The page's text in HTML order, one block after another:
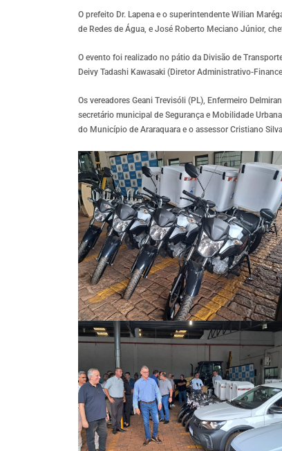
O prefeito Dr. Lapena e o superintendente Wilian
de Redes de Água, e José Roberto Meciano Júnior,
O evento foi realizado no pátio da Divisão de
Deivy Tadashi Kawasaki (Diretor Administrativo-
Os vereadores Geani Trevisóli (PL), Enfermeiro
secretário municipal de Segurança e Mobilidade
do Município de Araraquara e o assessor Cristiano